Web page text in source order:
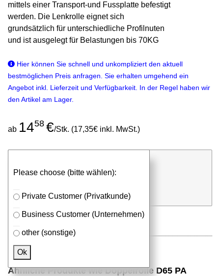
mittels einer Transport-und Fussplatte befestigt
werden. Die Lenkrolle eignet sich
grundsätzlich für unterschiedliche Profilnuten
und ist ausgelegt für Belastungen bis 70KG
Hier können Sie schnell und unkompliziert den aktuell
bestmöglichen Preis anfragen. Sie erhalten umgehend ein
Angebot inkl. Lieferzeit und Verfügbarkeit. In der Regel haben wir
den Artikel am Lager.
ab 1458 €/Stk. (17,35€ inkl. MwSt.)
Please choose (bitte wählen):
Private Customer (Privatkunde)
Business Customer (Unternehmen)
other (sonstige)
Ok
⮮
Stk. in Anfrageliste
Ähnliche Produkte wie Doppelrolle D65 PA